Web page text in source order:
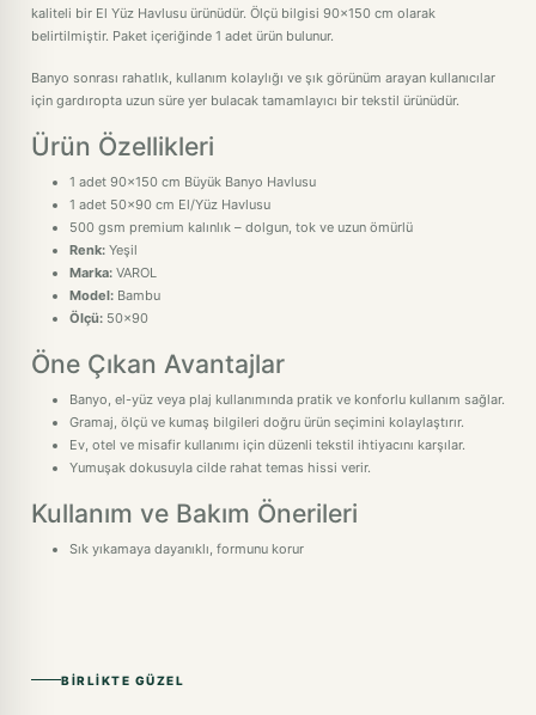
kaliteli bir El Yüz Havlusu ürünüdür. Ölçü bilgisi 90x150 cm olarak
belirtilmiştir. Paket içeriğinde 1 adet ürün bulunur.
Banyo sonrası rahatlık, kullanım kolaylığı ve şık görünüm arayan kullanıcılar
için gardıropta uzun süre yer bulacak tamamlayıcı bir tekstil ürünüdür.
Ürün Özellikleri
1 adet 90x150 cm Büyük Banyo Havlusu
1 adet 50x90 cm El/Yüz Havlusu
500 gsm premium kalınlık – dolgun, tok ve uzun ömürlü
Renk: Yeşil
Marka: VAROL
Model: Bambu
Ölçü: 50x90
Öne Çıkan Avantajlar
Banyo, el-yüz veya plaj kullanımında pratik ve konforlu kullanım sağlar.
Gramaj, ölçü ve kumaş bilgileri doğru ürün seçimini kolaylaştırır.
Ev, otel ve misafir kullanımı için düzenli tekstil ihtiyacını karşılar.
Yumuşak dokusuyla cilde rahat temas hissi verir.
Kullanım ve Bakım Önerileri
Sık yıkamaya dayanıklı, formunu korur
BIRLIKTE GÜZEL